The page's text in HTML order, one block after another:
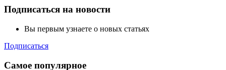
Подписаться на новости
Вы первым узнаете о новых статьях
Подписаться
Самое популярное